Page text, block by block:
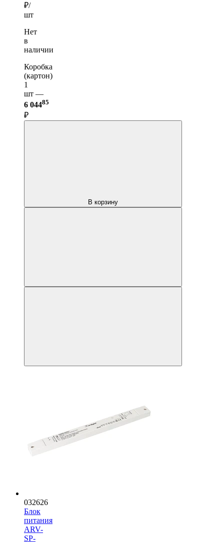
₽/
шт
Нет
в
наличии
Коробка
(картон)
1
шт —
6 04485
₽
В корзину
032626
Блок
питания
ARV-
SP-